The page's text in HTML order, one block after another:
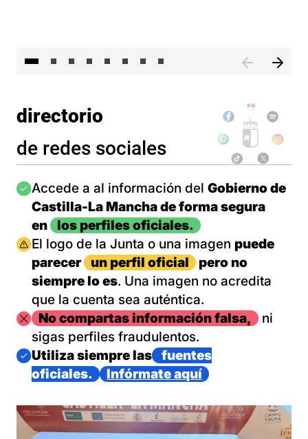
directorio
de redes sociales
Imagen
Accede a al información del Gobierno de
Castilla-La Mancha de forma segura
en
los perfiles oficiales.
Imagen
El logo de la Junta o una imagen puede
parecer
un perfil oficial
pero no
siempre lo es. Una imagen no acredita
que la cuenta sea auténtica.
ImagenNo compartas información falsa,
ni
sigas perfiles fraudulentos.
Imagen
Utiliza siempre las
fuentes
oficiales.
Infórmate aquí